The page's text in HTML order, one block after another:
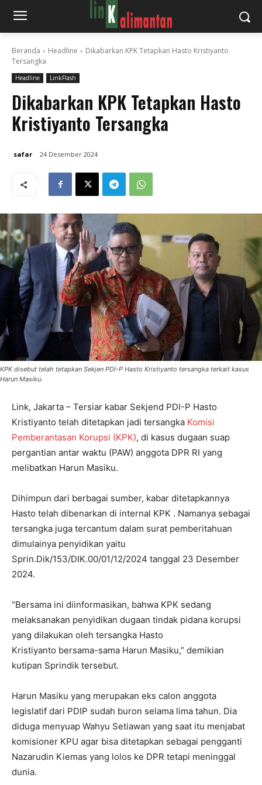
Beranda Headline
Dikabarkan KPK Tetapkan Hasto Kristiyanto
Tersangka
Headline LinkFlash
Dikabarkan KPK Tetapkan Hasto
Kristiyanto Tersangka
safar 24 Desember 2024
KPK disebut telah tetapkan Sekjen PDI-P Hasto Kristiyanto tersangka terkait kasus
Harun Masiku.
Link, Jakarta – Tersiar kabar Sekjend PDI-P Hasto
Kristiyanto telah ditetapkan jadi tersangka Komisi
Pemberantasan Korupsi (KPK), di kasus dugaan suap
pergantian antar waktu (PAW) anggota DPR RI yang
melibatkan Harun Masiku.
Dihimpun dari berbagai sumber, kabar ditetapkannya
Hasto telah dibenarkan di internal KPK . Namanya sebagai
tersangka juga tercantum dalam surat pemberitahuan
dimulainya penyidikan yaitu
Sprin.Dik/153/DIK.00/01/12/2024 tanggal 23 Desember
2024.
“Bersama ini diinformasikan, bahwa KPK sedang
melaksanakan penyidikan dugaan tindak pidana korupsi
yang dilakukan oleh tersangka Hasto
Kristiyanto bersama-sama Harun Masiku,” demikian
kutipan Sprindik tersebut.
Harun Masiku yang merupakan eks calon anggota
legislatif dari PDIP sudah buron selama lima tahun. Dia
diduga menyuap Wahyu Setiawan yang saat itu menjabat
komisioner KPU agar bisa ditetapkan sebagai pengganti
Nazarudin Kiemas yang lolos ke DPR tetapi meninggal
dunia.